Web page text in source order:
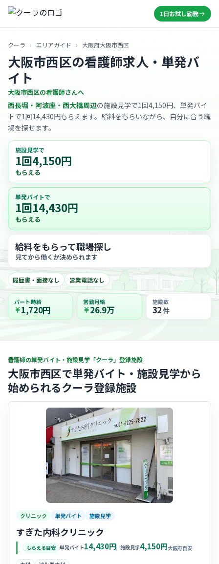
1日お試し勤務
クーラ › エリアガイド › 大阪府大阪市西区
大阪市西区の看護師求人・単発バ
イト
大阪市西区の看護師さんへ
西長堀・阿波座・西大橋周辺の施設見学で1回4,150円、単発バイ
トで1回14,430円もらえます。給料をもらいながら、自分に合う職
場を探せます。
施設見学で
1回4,150円
もらえる
単発バイトで
1回14,430円
もらえる
給料をもらって職場探し
見てから働くか決められます
履歴書・面接なし 営業電話なし
パート時給
1,720円
常勤月給
26.9万
施設数
32件
看護師の単発バイト・施設見学「クーラ」登録施設
大阪市西区で単発バイト・施設見学から
始められるクーラ登録施設
クリニック 単発バイト 施設見学
すぎた内科クリニック
もらえる目安 単発バイト14,430円 施設見学4,150円大阪府目安